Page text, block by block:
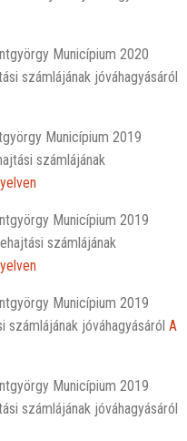
Municípium 2020
számlájának jóváhagyásáról
Municípium 2019
számlájának
Municípium 2019
számlájának
Municípium 2019
jóváhagyásáról A
Municípium 2019
számlájának jóváhagyásáról